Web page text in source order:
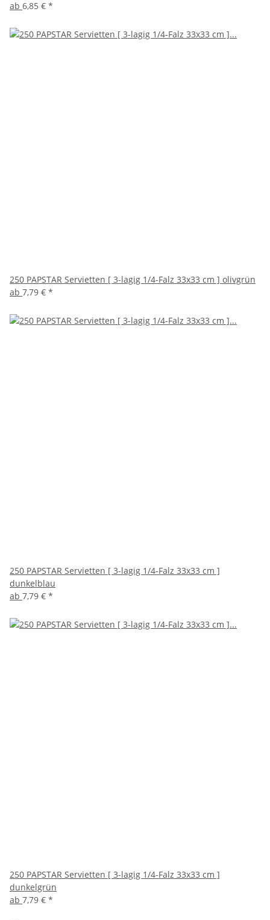
ab 6,85 € *
250 PAPSTAR Servietten [ 3-lagig 1/4-Falz 33x33 cm ] olivgrün
ab 7,79 € *
250 PAPSTAR Servietten [ 3-lagig 1/4-Falz 33x33 cm ]
dunkelblau
ab 7,79 € *
250 PAPSTAR Servietten [ 3-lagig 1/4-Falz 33x33 cm ]
dunkelgrün
ab 7,79 € *